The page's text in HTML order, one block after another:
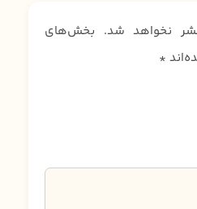
نخواهد شد. بخش‌های
*